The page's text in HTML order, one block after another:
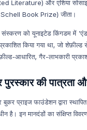
Literature) और एशिया
Book Prize) जीता।
को यूनाइटेड किंगडम में
किया गया था, जो
आधारित, गैर-लाभकारी
पुरस्कार की पात्रता
बुकर प्राइज फाउंडेशन द्वारा
है। इन मानदंडों का संक्षिप्त